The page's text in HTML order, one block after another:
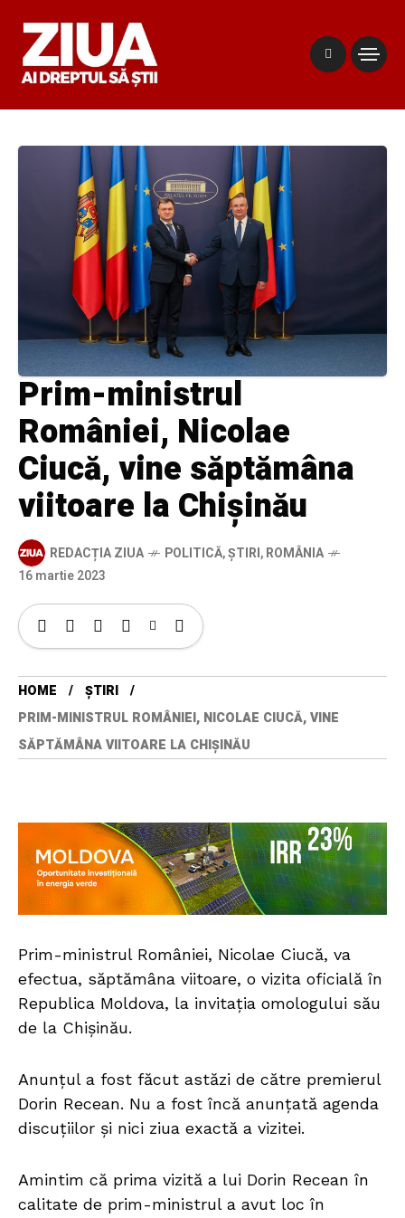
Prim-ministrul
României, Nicolae
Ciucă, vine săptămâna
viitoare la Chișinău
REDACȚIA ZIUA POLITICĂ,ȘTIRI,ROMÂNIA
16 martie 2023
HOME
ȘTIRI
PRIM-MINISTRUL ROMÂNIEI, NICOLAE CIUCĂ, VINE
SĂPTĂMÂNA VIITOARE LA CHIȘINĂU
Prim-ministrul României, Nicolae Ciucă, va
efectua, săptămâna viitoare, o vizita oficială în
Republica Moldova, la invitația omologului său
de la Chișinău.
Anunțul a fost făcut astăzi de către premierul
Dorin Recean. Nu a fost încă anunțată agenda
discuțiilor și nici ziua exactă a vizitei.
Amintim că prima vizită a lui Dorin Recean în
calitate de prim-ministrul a avut loc în